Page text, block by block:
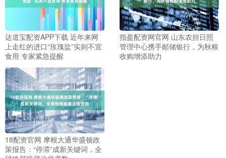
达道宝配资APP下载 近年来网
上走红的进口“玫瑰盐”实则不宜
食用 专家紧急提醒
指盈配资网官网 山东农担日照
管理中心携手邮储银行，为秋粮
收购增添助力
18配资官网 摩根大通华盛顿政
策报告：“停滞”成新关键词，全